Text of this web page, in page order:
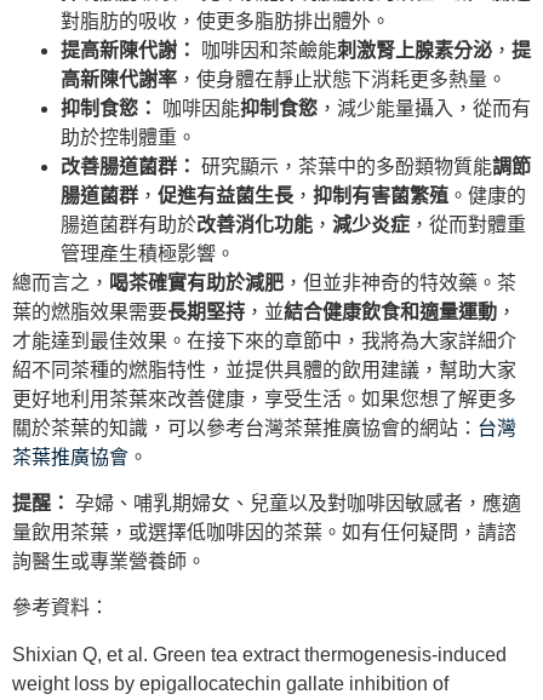
對脂肪的吸收，使更多脂肪排出體外。
提高新陳代謝：
咖啡因和茶鹼能刺激腎上腺素分泌 ， 提
高新陳代謝率 ，使身體在靜止狀態下消耗更多熱量。
抑制食慾：
咖啡因能抑制食慾 ，減少能量攝入，從而有
助於控制體重。
改善腸道菌群： 研究顯示，茶葉中的多酚類物質能調節
腸道菌群 ， 促進有益菌生長 ， 抑制有害菌繁殖 。健康的
腸道菌群有助於改善消化功能 ， 減少炎症 ，從而對體重
管理產生積極影響。
總而言之， 喝茶確實有助於減肥 ，但並非神奇的特效藥。茶
葉的燃脂效果需要長期堅持 ，並結合健康飲食和適量運動 ，
才能達到最佳效果。在接下來的章節中，我將為大家詳細介
紹不同茶種的燃脂特性，並提供具體的飲用建議，幫助大家
更好地利用茶葉來改善健康，享受生活。如果您想了解更多
關於茶葉的知識，可以參考台灣茶葉推廣協會的網站： 台灣
茶葉推廣協會 。
提醒： 孕婦、哺乳期婦女、兒童以及對咖啡因敏感者，應適
量飲用茶葉，或選擇低咖啡因的茶葉。如有任何疑問，請諮
詢醫生或專業營養師。
參考資料：
Shixian Q, et al. Green tea extract thermogenesis-induced
weight loss by epigallocatechin gallate inhibition of